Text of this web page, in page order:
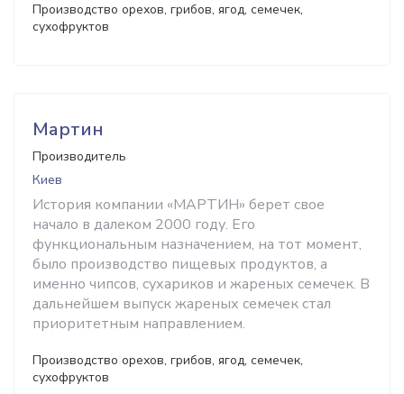
Производство орехов, грибов, ягод, семечек,
сухофруктов
Мартин
Производитель
Киев
История компании «МАРТИН» берет свое
начало в далеком 2000 году. Его
функциональным назначением, на тот момент,
было производство пищевых продуктов, а
именно чипсов, сухариков и жареных семечек. В
дальнейшем выпуск жареных семечек стал
приоритетным направлением.
Производство орехов, грибов, ягод, семечек,
сухофруктов